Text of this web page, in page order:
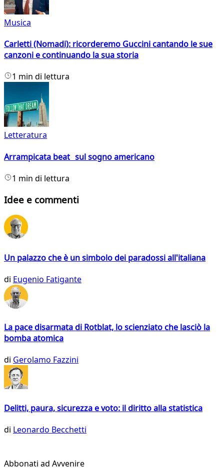
Musica
Carletti (Nomadi): ricorderemo Guccini cantando le sue
canzoni e continuando la sua storia
1 min di lettura
Letteratura
Arrampicata beat sul sogno americano
1 min di lettura
Idee e commenti
Un palazzo che è un simbolo dei paradossi all'italiana
di Eugenio Fatigante
La pace disarmata di Rotblat, lo scienziato che lasciò la
bomba atomica
di Gerolamo Fazzini
Delitti, paura, sicurezza e voto: il diritto alla statistica
di Leonardo Becchetti
Abbonati ad Avvenire